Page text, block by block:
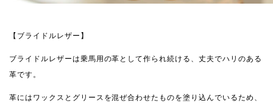
【ブライドルレザー】
ブライドルレザーは乗馬用の革として作られ続ける、丈夫でハリのある
革です。
革にはワックスとグリースを混ぜ合わせたものを塗り込んでいるため、